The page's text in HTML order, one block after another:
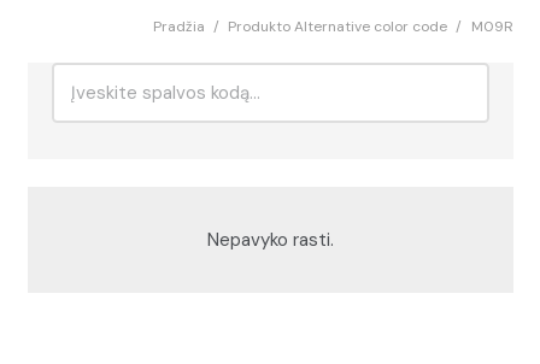
Pradžia / Produkto Alternative color code / M09R
Nepavyko rasti.